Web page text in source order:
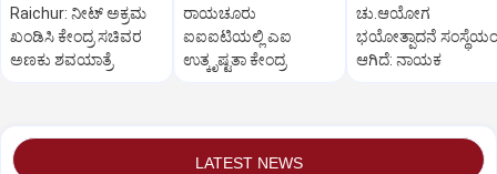
Raichur: ನೀಟ್ ಅಕ್ರಮ
ಖಂಡಿಸಿ ಕೇಂದ್ರ ಸಚಿವರ
ಅಣಕು ಶವಯಾತ್ರೆ
ರಾಯಚೂರು
ಐಐಐಟಿಯಲ್ಲಿ ಎಐ
ಉತ್ಕೃಷ್ಟತಾ ಕೇಂದ್ರ
ಚು.ಆಯೋಗ
ಭಯೋತ್ಪಾದನೆ
ಆಗಿದೆ: ನಾಯಕ
LATEST NEWS